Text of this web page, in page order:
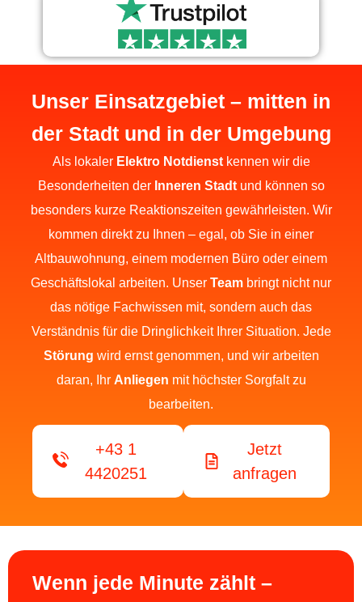
Unser Einsatzgebiet – mitten in
der Stadt und in der Umgebung
Als lokaler Elektro Notdienstkennen wir die
Besonderheiten der Inneren Stadtund können so
besonders kurze Reaktionszeiten gewährleisten. Wir
kommen direkt zu Ihnen – egal, ob Sie in einer
Altbauwohnung, einem modernen Büro oder einem
Geschäftslokal arbeiten. Unser Team bringt nicht nur
das nötige Fachwissen mit, sondern auch das
Verständnis für die Dringlichkeit Ihrer Situation. Jede
Störung wird ernst genommen, und wir arbeiten
daran, Ihr Anliegen mit höchster Sorgfalt zu
bearbeiten.
+43 1
4420251
Jetzt
anfragen
Wenn jede Minute zählt –